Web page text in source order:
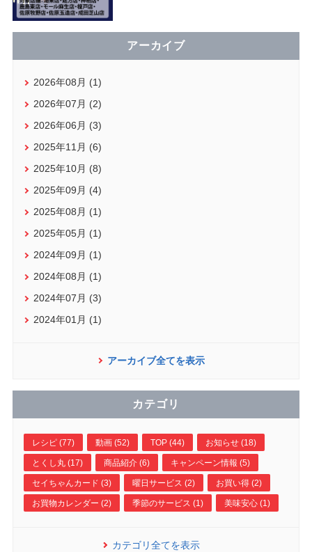
アーカイブ
2026年08月 (1)
2026年07月 (2)
2026年06月 (3)
2025年11月 (6)
2025年10月 (8)
2025年09月 (4)
2025年08月 (1)
2025年05月 (1)
2024年09月 (1)
2024年08月 (1)
2024年07月 (3)
2024年01月 (1)
アーカイブ全てを表示
カテゴリ
レシピ (77) 動画 (52) TOP (44) お知らせ (18)
とくし丸 (17) 商品紹介 (6) キャンペーン情報 (5)
セイちゃんカード (3) 曜日サービス (2) お買い得 (2)
お買物カレンダー (2) 季節のサービス (1) 美味安心 (1)
カテゴリ全てを表示